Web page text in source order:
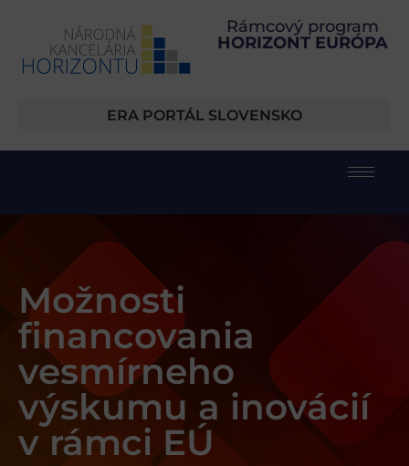
Rámcový program
HORIZONT EURÓPA
ERA PORTÁL SLOVENSKO
Možnosti
financovania
vesmírneho
výskumu a inovácií
v rámci EÚ